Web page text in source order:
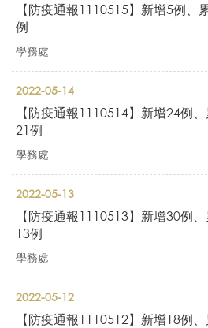
【防疫通報1110515】新增5例、
例
學務處
2022-05-14
【防疫通報1110514】新增24例
21例
學務處
2022-05-13
【防疫通報1110513】新增30例
13例
學務處
2022-05-12
【防疫通報1110512】新增18例